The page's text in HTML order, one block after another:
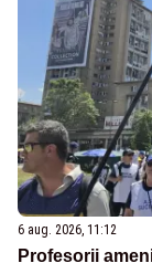
6 aug. 2026, 11:12
Profesorii